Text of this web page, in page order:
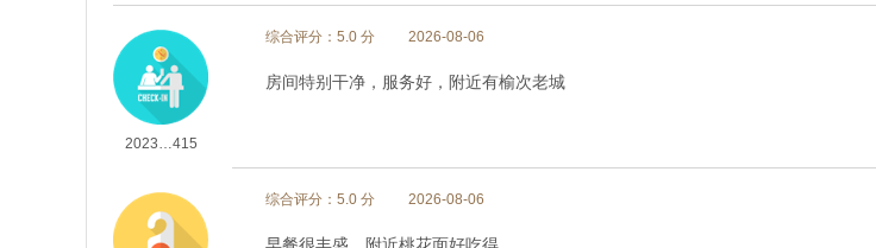
2023…415
综合评分：5.0 分 2026-08-06
房间特别干净，服务好，附近有榆次老城
综合评分：5.0 分 2026-08-06